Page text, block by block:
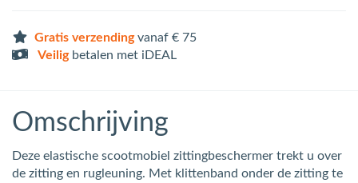
Gratis verzendingvanaf € 75
Veiligbetalen met iDEAL
Omschrijving
Deze elastische scootmobiel zittingbeschermer trekt u over
de zitting en rugleuning. Met klittenband onder de zitting te